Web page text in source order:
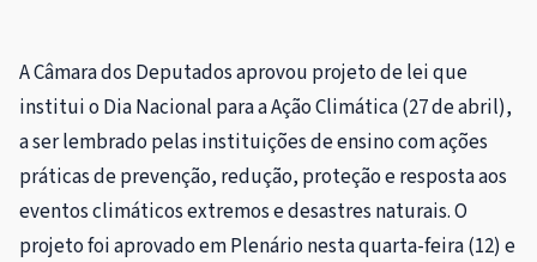
A Câmara dos Deputados aprovou projeto de lei que
institui o Dia Nacional para a Ação Climática (27 de abril),
a ser lembrado pelas instituições de ensino com ações
práticas de prevenção, redução, proteção e resposta aos
eventos climáticos extremos e desastres naturais. O
projeto foi aprovado em Plenário nesta quarta-feira (12) e